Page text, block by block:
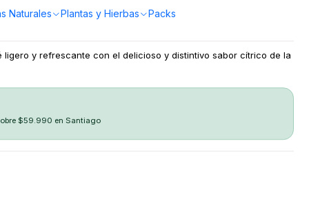
Naturales Plantas y Hierbas Packs
y refrescante con el delicioso y distintivo sabor cítrico de la
$59.990 en Santiago